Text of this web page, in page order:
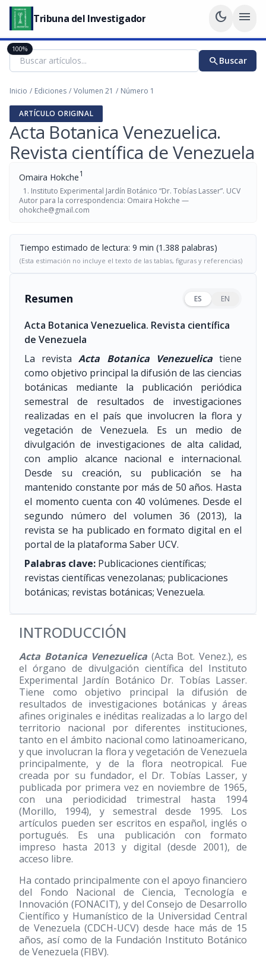
Tribuna del Investigador dark_mode menu
searchBuscar
Inicio / Ediciones / Volumen 21 / Número 1
ARTÍCULO ORIGINAL
Acta Botanica Venezuelica.
Revista científica de Venezuela
Omaira Hokche1
Instituto Experimental Jardín Botánico “Dr. Tobías Lasser”. UCV
Autor para la correspondencia: Omaira Hokche —
ohokche@gmail.com
Tiempo estimado de lectura: 9 min (1.388 palabras)
(Esta estimación no incluye el texto de las tablas, figuras y referencias)
Resumen ES EN
Acta Botanica Venezuelica. Revista científica
de Venezuela
La revistaActa Botanica Venezuelicatiene
como objetivo principal la difusión de las ciencias
botánicas mediante la publicación periódica
semestral de resultados de investigaciones
realizadas en el país que involucren la flora y
vegetación de Venezuela. Es un medio de
divulgación de investigaciones de alta calidad,
con amplio alcance nacional e internacional.
Desde su creación, su publicación se ha
mantenido constante por más de 50 años. Hasta
el momento cuenta con 40 volúmenes. Desde el
segundo número del volumen 36 (2013), la
revista se ha publicado en formato digital en el
portal de la plataforma Saber UCV.
Palabras clave: Publicaciones científicas;
revistas científicas venezolanas; publicaciones
botánicas; revistas botánicas; Venezuela.
INTRODUCCIÓN
Acta Botanica Venezuelica (Acta Bot. Venez.), es
el órgano de divulgación científica del Instituto
Experimental Jardín Botánico Dr. Tobías Lasser.
Tiene como objetivo principal la difusión de
resultados de investigaciones botánicas y áreas
afines originales e inéditas realizadas a lo largo del
territorio nacional por diferentes instituciones,
tanto en el ámbito nacional como latinoamericano,
y que involucran la flora y vegetación de Venezuela
principalmente, y de la flora neotropical. Fue
creada por su fundador, el Dr. Tobías Lasser, y
publicada por primera vez en noviembre de 1965,
con una periodicidad trimestral hasta 1994
(Morillo, 1994), y semestral desde 1995. Los
artículos pueden ser escritos en español, inglés o
portugués. Es una publicación con formato
impreso hasta 2013 y digital (desde 2001), de
acceso libre.
Ha contado principalmente con el apoyo financiero
del Fondo Nacional de Ciencia, Tecnología e
Innovación (FONACIT), y del Consejo de Desarrollo
Científico y Humanístico de la Universidad Central
de Venezuela (CDCH-UCV) desde hace más de 15
años, así como de la Fundación Instituto Botánico
de Venezuela (FIBV).
100%